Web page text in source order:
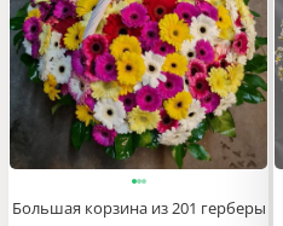
Большая корзина из 201 герберы